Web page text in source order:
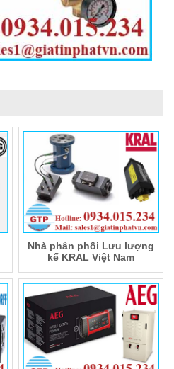
Nhà phân phối Lưu lượng
kế KRAL Việt Nam